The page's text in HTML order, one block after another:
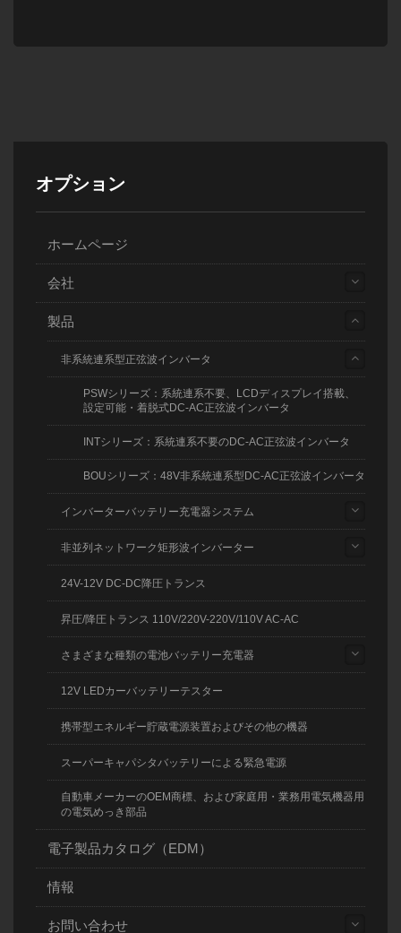
オプション
ホームページ
会社
製品
非系統連系型正弦波インバータ
PSWシリーズ：系統連系不要、LCDディスプレイ搭載、
設定可能・着脱式DC-AC正弦波インバータ
INTシリーズ：系統連系不要のDC-AC正弦波インバータ
BOUシリーズ：48V非系統連系型DC-AC正弦波インバータ
インバーターバッテリー充電器システム
非並列ネットワーク矩形波インバーター
24V-12V DC-DC降圧トランス
昇圧/降圧トランス 110V/220V-220V/110V AC-AC
さまざまな種類の電池バッテリー充電器
12V LEDカーバッテリーテスター
携帯型エネルギー貯蔵電源装置およびその他の機器
スーパーキャパシタバッテリーによる緊急電源
自動車メーカーのOEM商標、および家庭用・業務用電気機器用
の電気めっき部品
電子製品カタログ（EDM）
情報
お問い合わせ